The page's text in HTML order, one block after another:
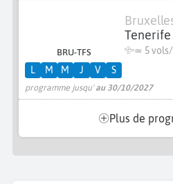
BRU-TFS
Tenerife
≃ 5
programme jusqu'au 30/10/2027
L M M J V S
Plus de